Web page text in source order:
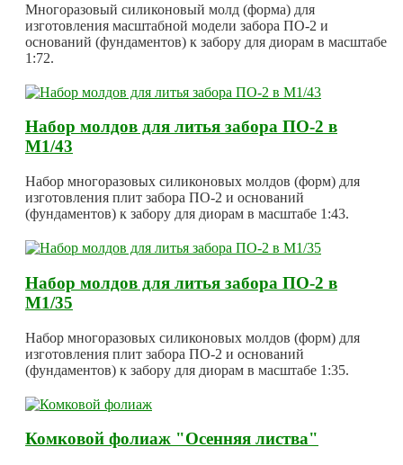
Многоразовый силиконовый молд (форма) для
изготовления масштабной модели забора ПО-2 и
оснований (фундаментов) к забору для диорам в масштабе
1:72.
Набор молдов для литья забора ПО-2 в
М1/43
Набор многоразовых силиконовых молдов (форм) для
изготовления плит забора ПО-2 и оснований
(фундаментов) к забору для диорам в масштабе 1:43.
Набор молдов для литья забора ПО-2 в
М1/35
Набор многоразовых силиконовых молдов (форм) для
изготовления плит забора ПО-2 и оснований
(фундаментов) к забору для диорам в масштабе 1:35.
Комковой фолиаж "Осенняя листва"